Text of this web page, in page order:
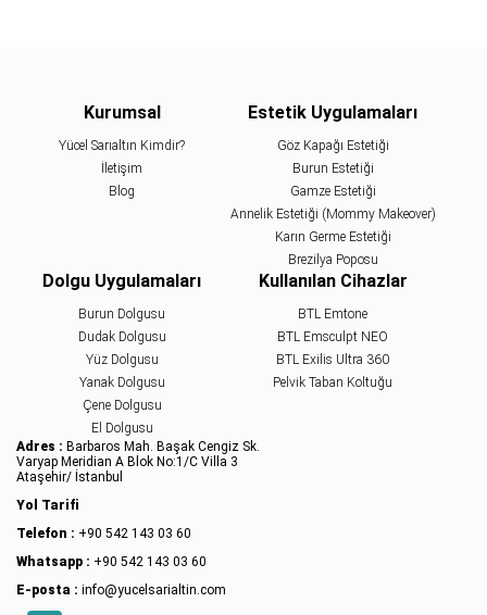
Kurumsal
Yücel Sarıaltın Kimdir?
İletişim
Blog
Estetik Uygulamaları
Göz Kapağı Estetiği
Burun Estetiği
Gamze Estetiği
Annelik Estetiği (Mommy Makeover)
Karın Germe Estetiği
Brezilya Poposu
Dolgu Uygulamaları
Burun Dolgusu
Dudak Dolgusu
Yüz Dolgusu
Yanak Dolgusu
Çene Dolgusu
El Dolgusu
Kullanılan Cihazlar
BTL Emtone
BTL Emsculpt NEO
BTL Exilis Ultra 360
Pelvik Taban Koltuğu
Adres : Barbaros Mah. Başak Cengiz Sk.
Varyap Meridian A Blok No:1/C Villa 3
Ataşehir/ İstanbul
Yol Tarifi
Telefon : +90 542 143 03 60
Whatsapp : +90 542 143 03 60
E-posta : info@yucelsarialtin.com